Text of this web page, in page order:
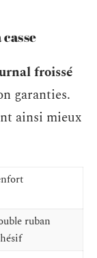
froissé
garanties.
ainsi mieux
ruban